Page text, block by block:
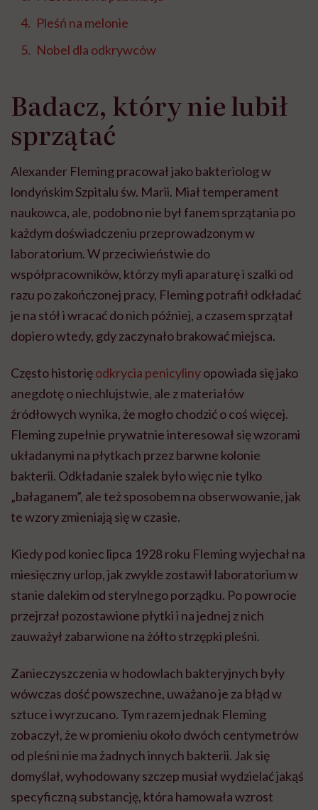
Pleśń na melonie
Nobel dla odkrywców
Badacz, który nie lubił
sprzątać
Alexander Fleming pracował jako bakteriolog w
londyńskim Szpitalu św. Marii. Miał temperament
naukowca, ale, podobno nie był fanem sprzątania po
każdym doświadczeniu przeprowadzonym w
laboratorium. W przeciwieństwie do
współpracowników, którzy myli aparaturę i szalki od
razu po zakończonej pracy, Fleming potrafił odkładać
je na stół i wracać do nich później, a czasem sprzątał
dopiero wtedy, gdy zaczynało brakować miejsca.
Często historięodkrycia penicylinyopowiada się jako
anegdotę o niechlujstwie, ale z materiałów
źródłowych wynika, że mogło chodzić o coś więcej.
Fleming zupełnie prywatnie interesował się wzorami
układanymi na płytkach przez barwne kolonie
bakterii. Odkładanie szalek było więc nie tylko
„bałaganem”, ale też sposobem na obserwowanie, jak
te wzory zmieniają się w czasie.
Kiedy pod koniec lipca 1928 roku Fleming wyjechał na
miesięczny urlop, jak zwykle zostawił laboratorium w
stanie dalekim od sterylnego porządku. Po powrocie
przejrzał pozostawione płytki i na jednej z nich
zauważył zabarwione na żółto strzępki pleśni.
Zanieczyszczenia w hodowlach bakteryjnych były
wówczas dość powszechne, uważano je za błąd w
sztuce i wyrzucano. Tym razem jednak Fleming
zobaczył, że w promieniu około dwóch centymetrów
od pleśni nie ma żadnych innych bakterii. Jak się
domyślał, wyhodowany szczep musiał wydzielać jakąś
specyficzną substancję, która hamowała wzrost